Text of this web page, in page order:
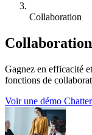
Collaboration
Collaboration
Gagnez en efficacité
fonctions de
Voir une démo